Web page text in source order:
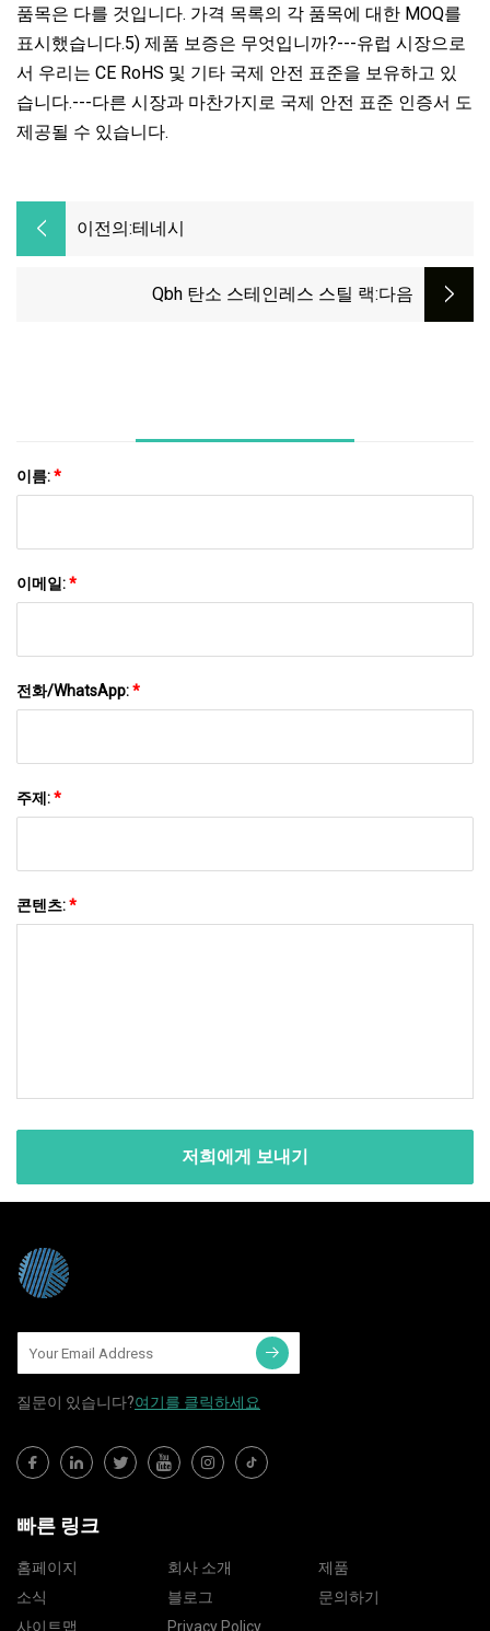
품목은 다를 것입니다. 가격 목록의 각 품목에 대한 MOQ를
표시했습니다.5) 제품 보증은 무엇입니까?---유럽 시장으로
서 우리는 CE RoHS 및 기타 국제 안전 표준을 보유하고 있
습니다.---다른 시장과 마찬가지로 국제 안전 표준 인증서 도
제공될 수 있습니다.
이전의:테네시
Qbh 탄소 스테인레스 스틸 랙:다음
이름:*
이메일:*
전화/WhatsApp:*
주제:*
콘텐츠:*
저희에게 보내기
질문이 있습니다?여기를 클릭하세요
빠른 링크
홈페이지 회사 소개
제품
소식
블로그
문의하기
사이트맵
Privacy Policy